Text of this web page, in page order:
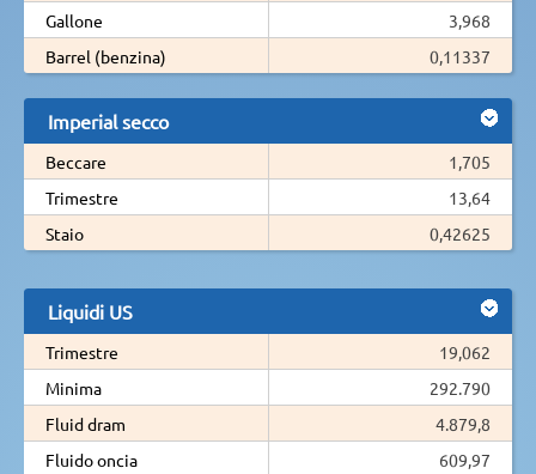
Gallone
3,968
Barrel (benzina)
0,11337
Imperial secco
Beccare
1,705
Trimestre
13,64
Staio
0,42625
Liquidi US
Trimestre
19,062
Minima
292.790
Fluid dram
4.879,8
Fluido oncia
609,97